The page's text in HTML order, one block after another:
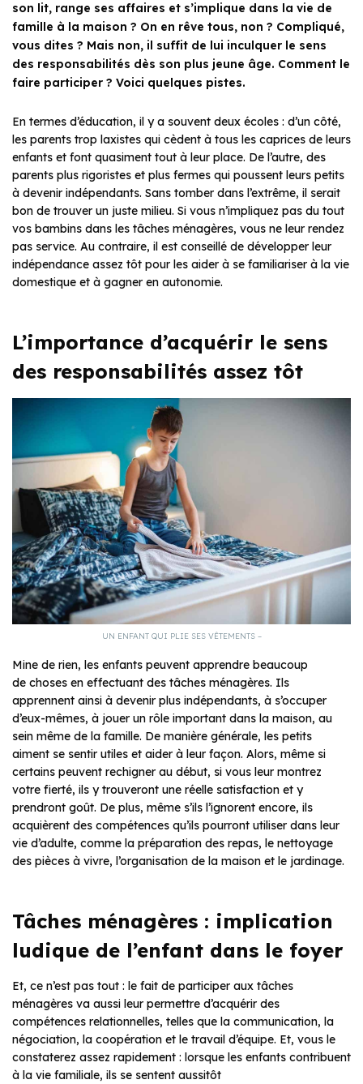
son lit, range ses affaires et s’implique dans la vie de
famille à la maison ? On en rêve tous, non ? Compliqué,
vous dites ? Mais non, il suffit de lui inculquer le sens
des responsabilités dès son plus jeune âge. Comment le
faire participer ? Voici quelques pistes.
En termes d’éducation, il y a souvent deux écoles : d’un côté,
les parents trop laxistes qui cèdent à tous les caprices de leurs
enfants et font quasiment tout à leur place. De l’autre, des
parents plus rigoristes et plus fermes qui poussent leurs petits
à devenir indépendants. Sans tomber dans l’extrême, il serait
bon de trouver un juste milieu. Si vous n’impliquez pas du tout
vos bambins dans les tâches ménagères, vous ne leur rendez
pas service. Au contraire, il est conseillé de développer leur
indépendance assez tôt pour les aider à se familiariser à la vie
domestique et à gagner en autonomie.
L’importance d’acquérir le sens
des responsabilités assez tôt
UN ENFANT QUI PLIE SES VÊTEMENTS –
Mine de rien, les enfants peuvent apprendre beaucoup
de choses en effectuant des tâches ménagères. Ils
apprennent ainsi à devenir plus indépendants, à s’occuper
d’eux-mêmes, à jouer un rôle important dans la maison, au
sein même de la famille. De manière générale, les petits
aiment se sentir utiles et aider à leur façon. Alors, même si
certains peuvent rechigner au début, si vous leur montrez
votre fierté, ils y trouveront une réelle satisfaction et y
prendront goût. De plus, même s’ils l’ignorent encore, ils
acquièrent des compétences qu’ils pourront utiliser dans leur
vie d’adulte, comme la préparation des repas, le nettoyage
des pièces à vivre, l’organisation de la maison et le jardinage.
Tâches ménagères : implication
ludique de l’enfant dans le foyer
Et, ce n’est pas tout : le fait de participer aux tâches
ménagères va aussi leur permettre d’acquérir des
compétences relationnelles, telles que la communication, la
négociation, la coopération et le travail d’équipe. Et, vous le
constaterez assez rapidement : lorsque les enfants contribuent
à la vie familiale, ils se sentent aussitôt